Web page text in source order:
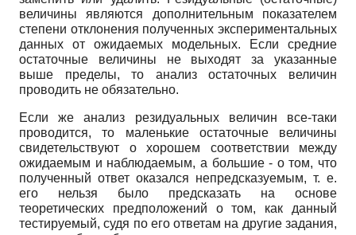
величины являются дополнительным показателем
степени отклонения полученных экспериментальных
данных от ожидаемых модельных. Если средние
остаточные величины не выходят за указанные
выше пределы, то анализ остаточных величин
проводить не обязательно.
Если же анализ резидуальных величин все-таки
проводится, то маленькие остаточные величины
свидетельствуют о хорошем соответствии между
ожидаемым и наблюдаемым, а большие - о том, что
полученный ответ оказался непредсказуемым, т. е.
его нельзя было предсказать на основе
теоретических предположений о том, как данный
тестируемый, судя по его ответам на другие задания,